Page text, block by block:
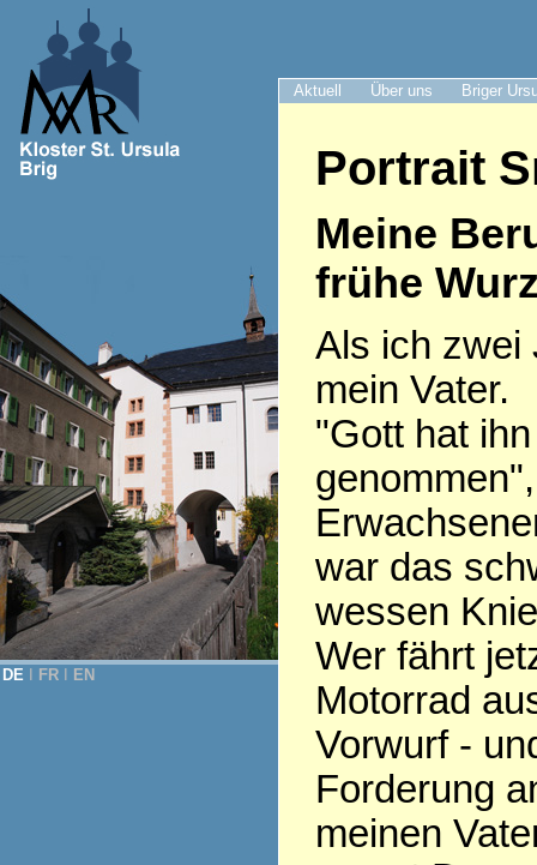
Aktuell Über uns Briger
DE FR EN
Portrait
Meine
frühe
Als ich zwei
mein Vater.
"Gott hat
war das
wessen
Wer fährt
Motorrad
Vorwurf -
Forderung
meinen